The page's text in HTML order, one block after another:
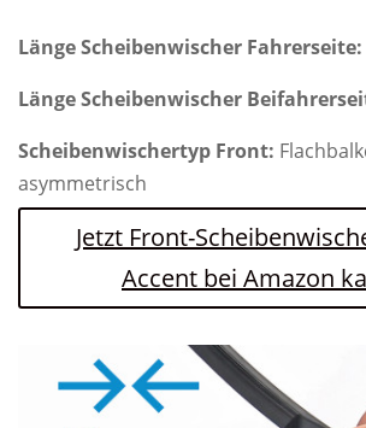
Länge Scheibenwischer Fahrerseite:
Länge Scheibenwischer
Scheibenwischertyp Front:
asymmetrisch
Jetzt Front-
Accent bei Amazon